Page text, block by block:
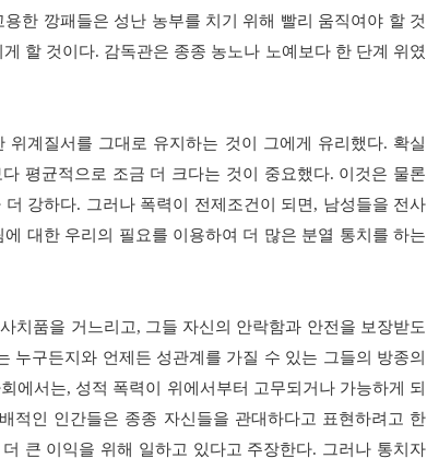
용한 깡패들은 성난 농부를 치기 위해 빨리 움직여야 할 것
할 것이다. 감독관은 종종 농노나 노예보다 한 단계 위였
위계질서를 그대로 유지하는 것이 그에게 유리했다. 확실
평균적으로 조금 더 크다는 것이 중요했다. 이것은 물론
더 강하다. 그러나 폭력이 전제조건이 되면 , 남성들을 전사
대한 우리의 필요를 이용하여 더 많은 분열 통치를 하는
사치품을 거느리고, 그들 자신의 안락함과 안전을 보장받도
누구든지와 언제든 성관계를 가질 수 있는 그들의 방종의
에서는, 성적 폭력이 위에서부터 고무되거나 가능하게 되
적인 인간들은 종종 자신들을 관대하다고 표현하려고 한
큰 이익을 위해 일하고 있다고 주장한다. 그러나 통치자